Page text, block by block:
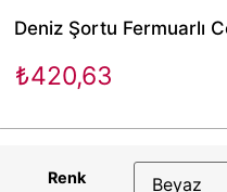
Deniz Şortu Fermuarlı
₺420,63
Renk